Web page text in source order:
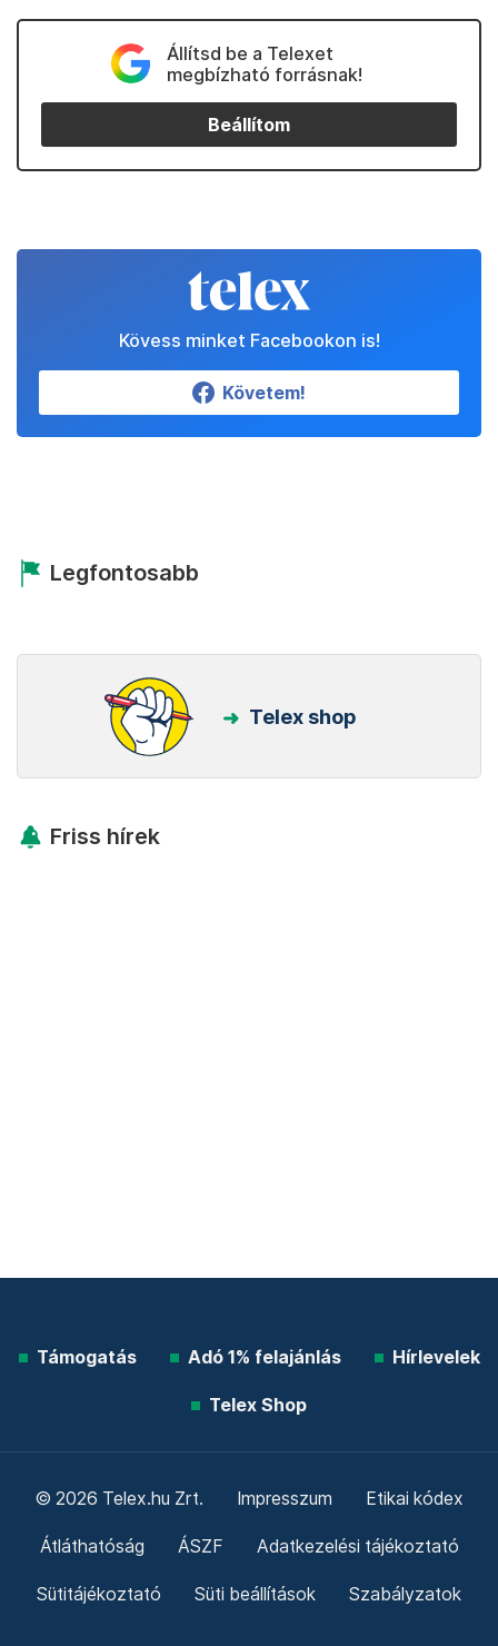
Állítsd be a Telexet
megbízható forrásnak!
Beállítom
Kövess minket Facebookon is!
Követem!
Legfontosabb
Telex shop
Friss hírek
Támogatás Adó 1% felajánlás Hírlevelek
Telex Shop
© 2026 Telex.hu Zrt. Impresszum Etikai kódex
Átláthatóság ÁSZF Adatkezelési tájékoztató
Sütitájékoztató Süti beállítások Szabályzatok